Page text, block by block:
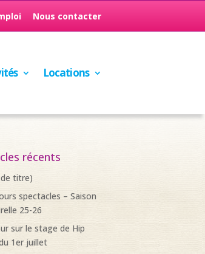
Nous contacter
Locations
récents
titre)
spectacles – Saison
25-26
sur le stage de Hip
1er juillet